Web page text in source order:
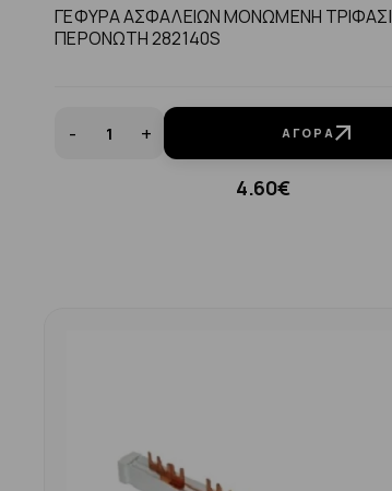
ΓΕΦΥΡΑ ΑΣΦΑΛΕΙΩΝ ΜΟΝΩΜΕΝΗ
ΠΕΡΟΝΩΤΗ 282140S
- + ΑΓΟΡΆ
4.60€